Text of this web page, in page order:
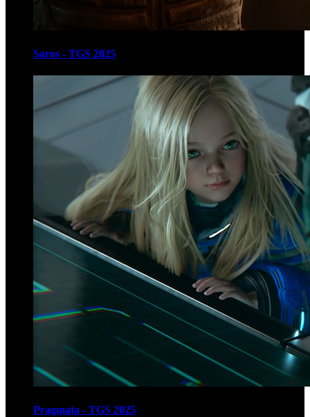
Saros - TGS 2025
Pragmata - TGS 2025